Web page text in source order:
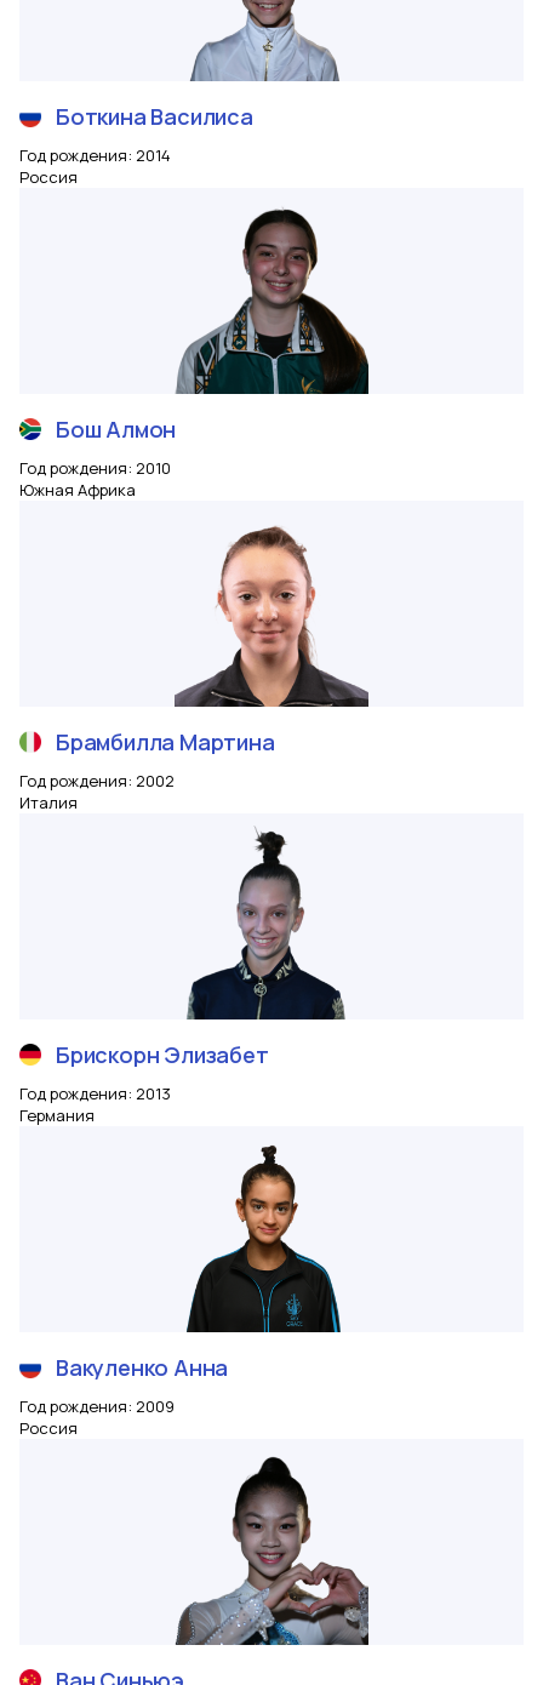
Боткина Василиса
Год рождения: 2014
Россия
Бош Алмон
Год рождения: 2010
Южная Африка
Брамбилла Мартина
Год рождения: 2002
Италия
Брискорн Элизабет
Год рождения: 2013
Германия
Вакуленко Анна
Год рождения: 2009
Россия